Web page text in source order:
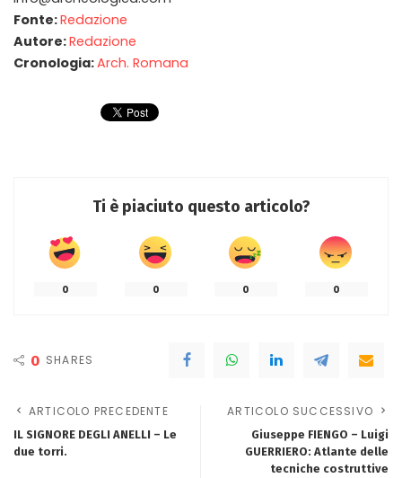
Fonte:Redazione
Autore:Redazione
Cronologia:Arch. Romana
Ti è piaciuto questo articolo?
0 0 0 0
0 SHARES
ARTICOLO PRECEDENTE
IL SIGNORE DEGLI ANELLI – Le
due torri.
ARTICOLO SUCCESSIVO
Giuseppe FIENGO – Luigi
GUERRIERO: Atlante delle
tecniche costruttive